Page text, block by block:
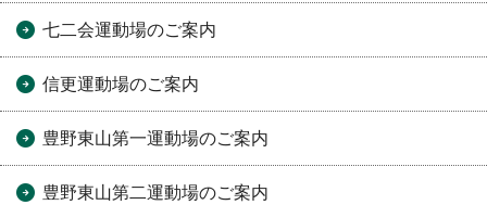
七二会運動場のご案内
信更運動場のご案内
豊野東山第一運動場のご案内
豊野東山第二運動場のご案内